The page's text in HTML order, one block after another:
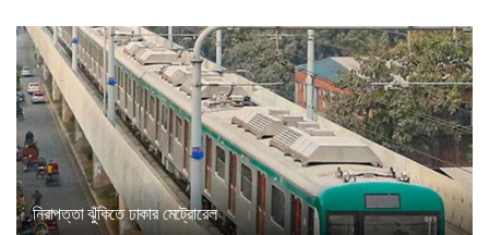
নিরাপত্তা ঝুঁকিতে ঢাকার মেট্রোরেল